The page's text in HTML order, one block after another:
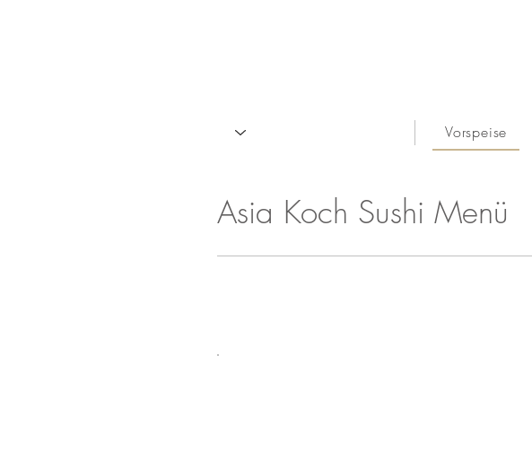
Asia Koch Sushi Menü
Vorspeise